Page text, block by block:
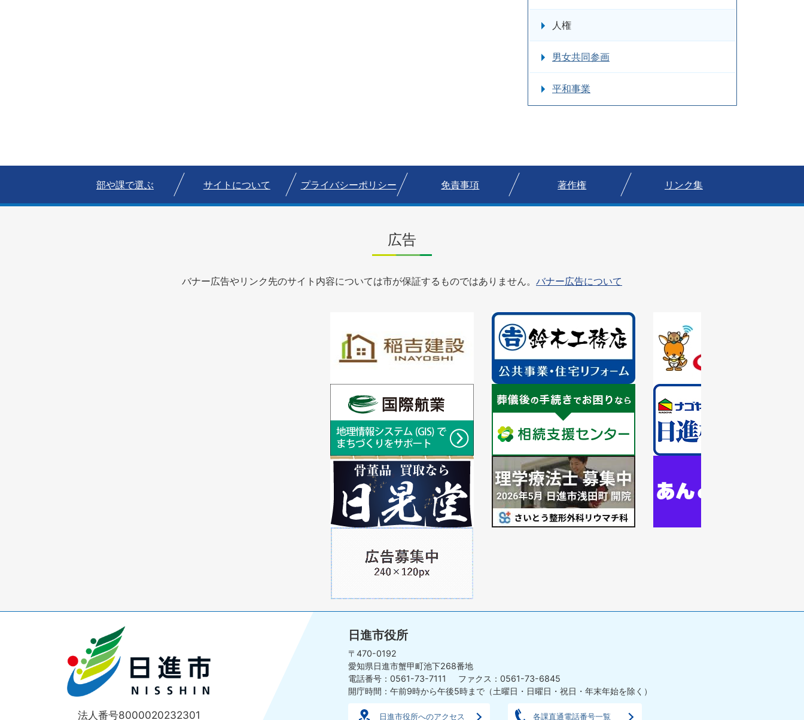
人権
男女共同参画
平和事業
部や課で選ぶ サイトについて プライバシーポリシー 免責事項 著作権 リンク集
広告
バナー広告やリンク先のサイト内容については市が保証するものではありません。 バナー広告について
の
ド
1
枚
目
の
ス
イ
枚
目
ラ
イ
ド
目
の
ス
ラ
枚
の
ラ
イ
ド
1
枚
目
の
ス
ド
1
の
ス
ラ
イ
ド
1
枚
目
の
ス
目
1
枚
目
の
ス
法人番号8000020232301
日進市役所
〒470-0192
愛知県日進市蟹甲町池下268番地
電話番号：0561-73-7111
ファクス：0561-73-6845
開庁時間：午前9時から午後5時まで （土曜日・日曜日・祝日・年末年始を除く）
日進市役所へのアクセス 各課直通電話番号一覧